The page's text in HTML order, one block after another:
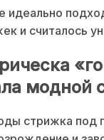
идеально
и считалось
модной
стрижка под